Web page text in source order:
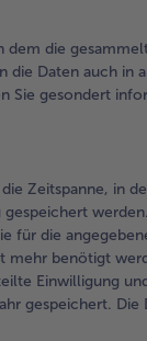
dem die
die Daten auch in
Sie gesondert
Zeitspanne, in
für die
mehr benötigt
Einwilligung
gespeichert. Die